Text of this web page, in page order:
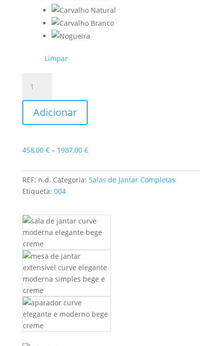
Limpar
Sala
Jantar
14
Adicionar
458,00 € – 1987,00 €Price
458,00 €
through
REF: n.d. Categoria: Salas de Jantar Completas
Etiqueta: 004